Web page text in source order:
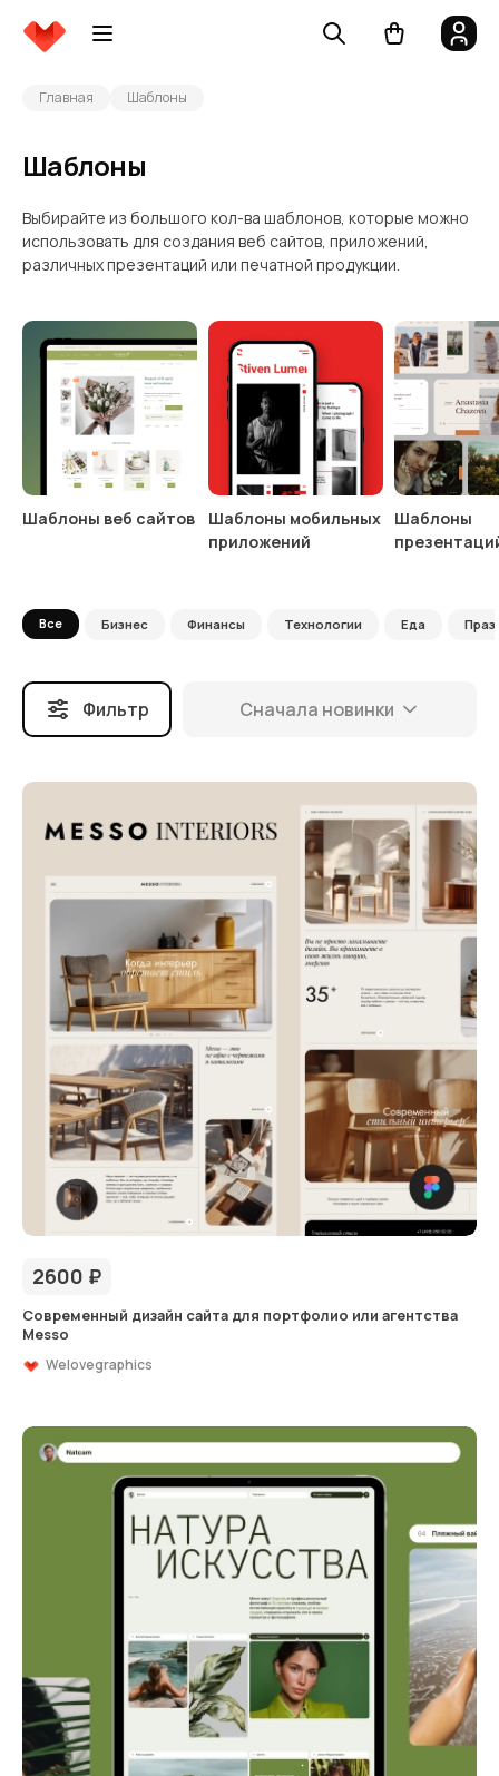
Главная Шаблоны
Шаблоны
Выбирайте из большого кол-ва шаблонов, которые можно
использовать для создания веб сайтов, приложений,
различных презентаций или печатной продукции.
Шаблоны веб сайтов
Шаблоны мобильных
приложений
Шаблоны
Все Бизнес Финансы Технологии Еда
Фильтр Сначала новинки
2600 ₽
Современный дизайн сайта для портфолио или агентства
Messo
Welovegraphics